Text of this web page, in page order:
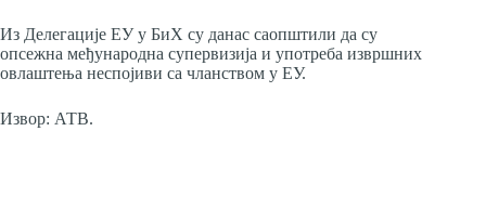
Из Делегације ЕУ у БиХ су данас саопштили да су
опсежна међународна супервизија и употреба извршних
овлаштења неспојиви са чланством у ЕУ.
Извор: АТВ.